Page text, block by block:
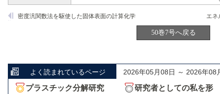
密度汎関数法を駆使した固体表面の計算化学
50巻7号へ戻る
よく読まれているページ 2026年05月08日 ～ 2026年08
プラスチック分解研究
研究者としての私を形